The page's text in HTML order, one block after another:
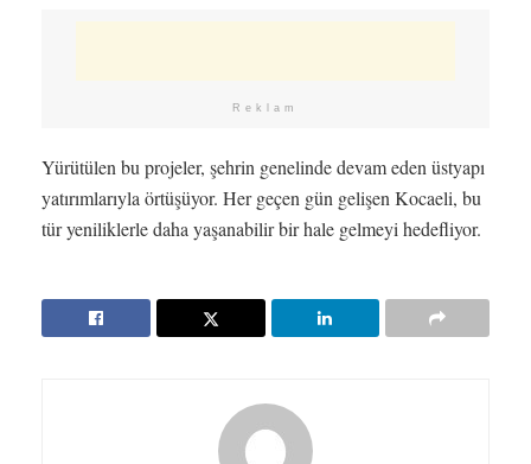
Reklam
Yürütülen bu projeler, şehrin genelinde devam eden üstyapı
yatırımlarıyla örtüşüyor. Her geçen gün gelişen Kocaeli, bu
tür yeniliklerle daha yaşanabilir bir hale gelmeyi hedefliyor.